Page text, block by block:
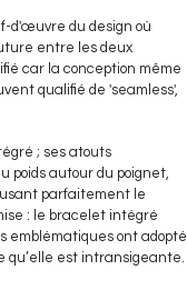
d'œuvre du design où
entre les deux
car la conception même
qualifié de 'seamless',
; ses atouts
poids autour du poignet,
parfaitement le
: le bracelet intégré
emblématiques ont adopté
qu’elle est intransigeante.